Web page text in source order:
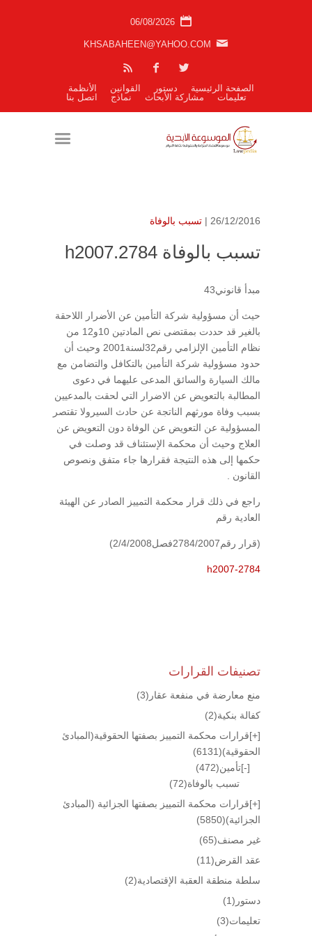
06/08/2026
KHSABAHEEN@YAHOO.COM
الصفحة الرئيسية دستور القوانين
الأنظمة
تعليمات
مشاركة الأبحاث نماذج اتصل بنا
26/12/2016 | تسبب بالوفاة
تسبب بالوفاة h2007.2784
مبدأ قانوني43
حيث أن مسؤولية شركة التأمين عن الأضرار اللاحقة
بالغير قد حددت بمقتضى نص المادتين 10و12 من
نظام التأمين الإلزامي رقم32لسنة2001 وحيث أن
حدود مسؤولية شركة التأمين بالتكافل والتضامن مع
مالك السيارة والسائق المدعى عليهما في دعوى
المطالبة بالتعويض عن الاضرار التي لحقت بالمدعيين
بسبب وفاة مورثهم الناتجة عن حادث السيرولا تقتصر
المسؤولية عن التعويض عن الوفاة دون التعويض عن
العلاج وحيث أن محكمة الإستئناف قد وصلت في
حكمها إلى هذه النتيجة فقرارها جاء متفق ونصوص
القانون .
راجع في ذلك قرار محكمة التمييز الصادر عن الهيئة
العادية رقم
(قرار رقم2784/2007فصل2/4/2008)
h2007-2784
تصنيفات القرارات
منع معارضة في منفعة عقار (3)
كفالة بنكية(2)
[+]قرارات محكمة التمييز بصفتها الحقوقية(المبادئ
الحقوقية)(6131)
[-]تأمين(472)
تسبب بالوفاة(72)
[+]قرارات محكمة التمييز بصفتها الجزائية (المبادئ
الجزائية)(5850)
غير مصنف(65)
عقد القرض(11)
سلطة منطقة العقبة الإقتصادية(2)
دستور (1)
تعليمات(3)